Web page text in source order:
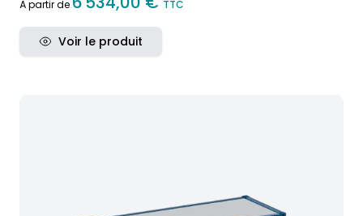
À partir de TTC
Voir le produit